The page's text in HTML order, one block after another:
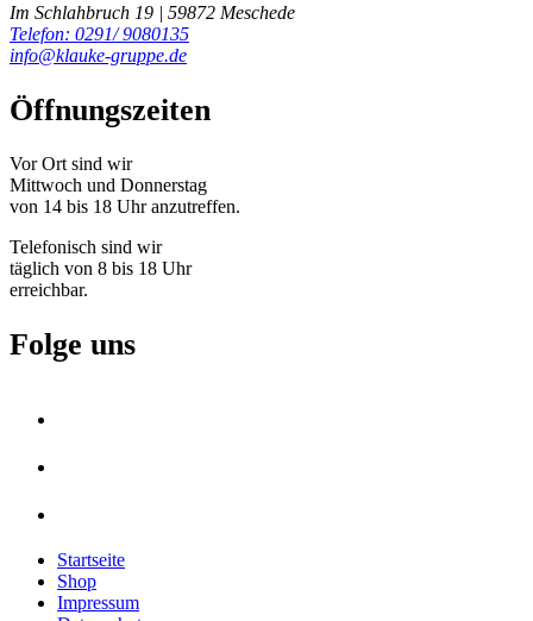
Im Schlahbruch 19 | 59872 Meschede
Telefon: 0291/ 9080135
info@klauke-gruppe.de
Öffnungszeiten
Vor Ort sind wir
Mittwoch und Donnerstag
von 14 bis 18 Uhr anzutreffen.
Telefonisch sind wir
täglich von 8 bis 18 Uhr
erreichbar.
Folge uns
Startseite
Shop
Impressum